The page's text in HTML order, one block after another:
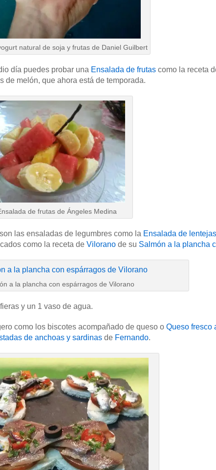
natural de soja y frutas de Daniel Guilbert
día puedes probar una Ensalada de frutas como la receta
de melón, que ahora está de temporada.
de frutas de Ángeles Medina
las ensaladas de legumbres como la Ensalada de
como la receta de Vilorano de su Salmón a la plancha
a la plancha con espárragos de Vilorano
y un 1 vaso de agua.
como los biscotes acompañado de queso o Queso fresco
de anchoas y sardinas de Fernando.